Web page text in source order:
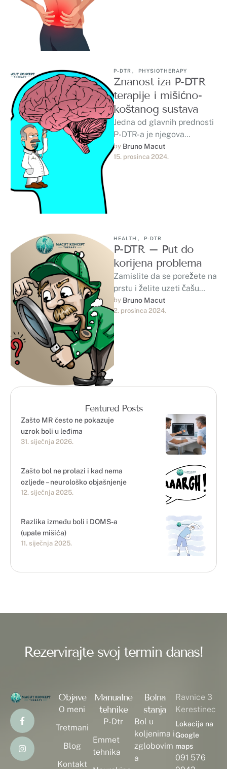
P-DTR , PHYSIOTHERAPY
Znanost iza P-DTR
terapije i mišićno-
koštanog sustava
Jedna od glavnih prednosti
P-DTR-a je njegova
preciznost. Kroz
sveobuhvatan proces
by Bruno Macut
15. prosinca 2024.
HEALTH , P-DTR
P-DTR – Put do
korijena problema
Zamislite da se porežete na
prstu i želite uzeti čašu
vode. Pri tome ćete izbjeći
pritiskanje povrijeđenog
prsta …
by Bruno Macut
2. prosinca 2024.
Featured Posts
Zašto MR često ne pokazuje
uzrok boli u leđima
31. siječnja 2026.
Zašto bol ne prolazi i kad nema
ozljede – neurološko objašnjenje
12. siječnja 2025.
Razlika između boli i DOMS-a
(upale mišića)
11. siječnja 2025.
Rezervirajte svoj termin danas!
Objave
O meni
Tretmani
Blog
Kontakt
Manualne
tehnike
P-Dtr
Emmet
tehnika
Bolna
stanja
Bol u
koljenima i
zglobovim
a
Ravnice 3
Kerestinec
Lokacija na
Google
maps
091 576